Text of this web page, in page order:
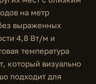
на метр
выраженных
4,8 Вт/м и
температура
который визуально
подходит для